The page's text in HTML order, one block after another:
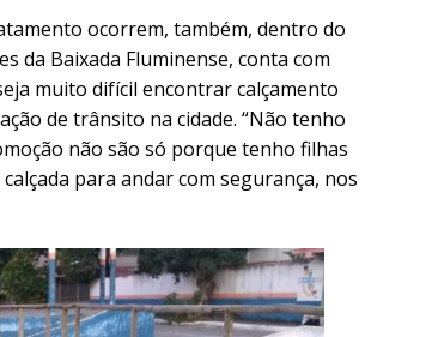
ocorrem, também, dentro do
da Baixada Fluminense, conta com
muito difícil encontrar calçamento
de trânsito na cidade. “Não tenho
não são só porque tenho filhas
para andar com segurança, nos